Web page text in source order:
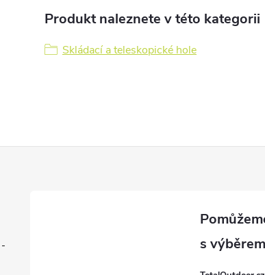
Produkt naleznete v této kategorii
Skládací a teleskopické hole